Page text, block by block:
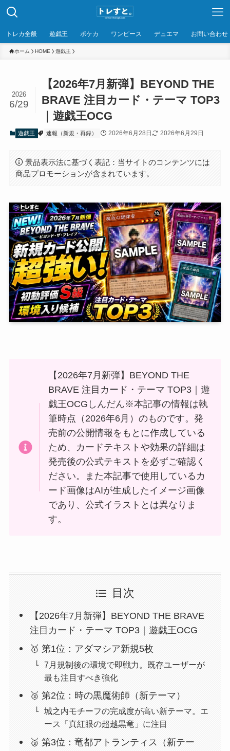
トレカ全般 遊戯王 ポケカ ワンピース デュエマ お問い合わせ
ホーム HOME 遊戯王
【2026年7月新弾】BEYOND THE
BRAVE 注目カード・テーマ TOP3
｜遊戯王OCG
2026
6/29
遊戯王 速報（新規・再録） 2026年6月28日 2026年6月29日
景品表示法に基づく表記：当サイトのコンテンツには
商品プロモーションが含まれています。
【2026年7月新弾】BEYOND THE
BRAVE 注目カード・テーマ TOP3｜遊
戯王OCGしんだん※本記事の情報は執
筆時点（2026年6月）のものです。発
売前の公開情報をもとに作成している
ため、カードテキストや効果の詳細は
発売後の公式テキストを必ずご確認く
ださい。また本記事で使用しているカ
ード画像はAIが生成したイメージ画像
であり、公式イラストとは異なりま
す。
目次
【2026年7月新弾】BEYOND THE BRAVE
注目カード・テーマ TOP3｜遊戯王OCG
🥇 第1位：アダマシア新規5枚
7月規制後の環境で即戦力。既存ユーザーが
最も注目すべき強化
🥈 第2位：時の黒魔術師（新テーマ）
城之内モチーフの完成度が高い新テーマ。エ
ース「真紅眼の超越黒竜」に注目
🥉 第3位：竜都アトランティス（新テー